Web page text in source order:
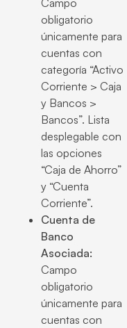
Campo
obligatorio
únicamente para
cuentas con
categoría “Activo
Corriente > Caja
y Bancos >
Bancos”. Lista
desplegable con
las opciones
“Caja de Ahorro”
y “Cuenta
Corriente”.
Cuenta de
Banco
Asociada:
Campo
obligatorio
únicamente para
cuentas con